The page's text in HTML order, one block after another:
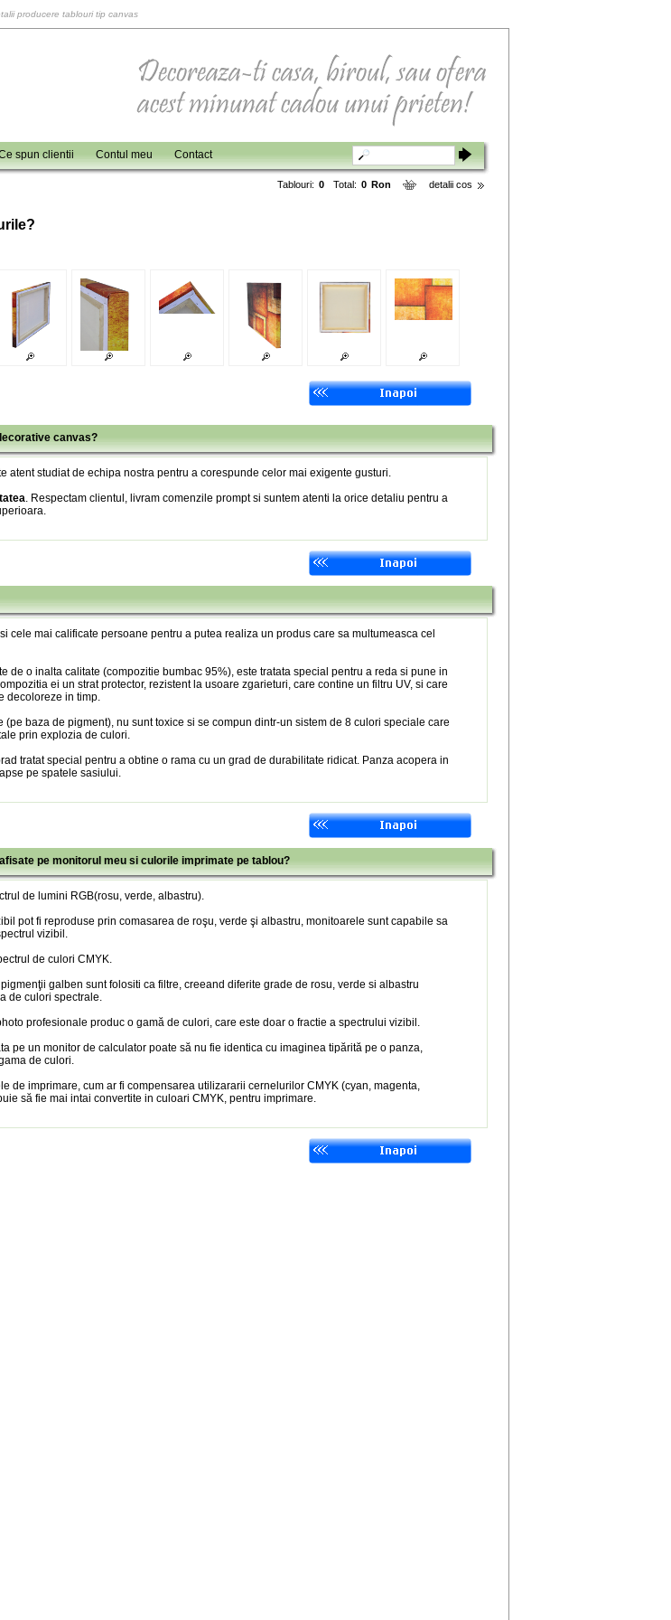
producere tablouri tip canvas
spun clientii Contul meu Contact
detalii cos
Tablouri: 0 Total: 0 Ron
canvas?
atent studiat de echipa nostra pentru a corespunde celor mai exigente gusturi.
. Respectam clientul, livram comenzile prompt si suntem atenti la orice detaliu pentru a
cele mai calificate persoane pentru a putea realiza un produs care sa multumeasca cel
de o inalta calitate (compozitie bumbac 95%), este tratata special pentru a reda si pune in
ei un strat protector, rezistent la usoare zgarieturi, care contine un filtru UV, si care
decoloreze in timp.
baza de pigment), nu sunt toxice si se compun dintr-un sistem de 8 culori speciale care
prin explozia de culori.
tratat special pentru a obtine o rama cu un grad de durabilitate ridicat. Panza acopera in
pe spatele sasiului.
pe monitorul meu si culorile imprimate pe tablou?
de lumini RGB(rosu, verde, albastru).
pot fi reproduse prin comasarea de roşu, verde şi albastru, monitoarele sunt capabile sa
vizibil.
de culori CMYK.
galben sunt folositi ca filtre, creeand diferite grade de rosu, verde si albastru
de culori spectrale.
profesionale produc o gamă de culori, care este doar o fractie a spectrului vizibil.
pe un monitor de calculator poate să nu fie identica cu imaginea tipărită pe o panza,
de culori.
de imprimare, cum ar fi compensarea utilizararii cernelurilor CMYK (cyan, magenta,
să fie mai intai convertite in culoari CMYK, pentru imprimare.